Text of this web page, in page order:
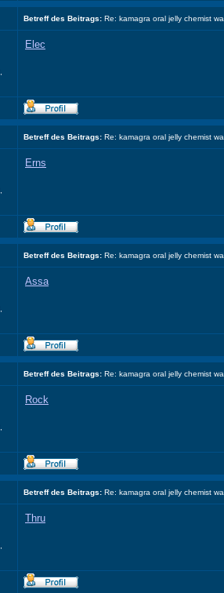
Betreff des Beitrags: Re: kamagra oral jelly chemist
Elec
Betreff des Beitrags: Re: kamagra oral jelly chemist
Erns
Betreff des Beitrags: Re: kamagra oral jelly chemist
Assa
Betreff des Beitrags: Re: kamagra oral jelly chemist
Rock
Betreff des Beitrags: Re: kamagra oral jelly chemist
Thru